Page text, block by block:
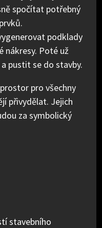
spočítat potřebný
podklady
nákresy. Poté už
pustit se do stavby.
pro všechny
přivydělat. Jejich
za symbolický
stavebního